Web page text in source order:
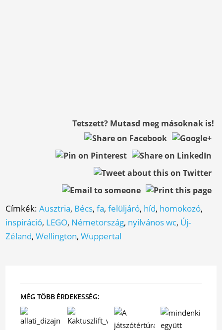
Tetszett? Mutasd meg másoknak is!
Címkék:Ausztria, Bécs,fa,felüljáró, híd, homokozó,
inspiráció, LEGO, Németország, nyilvános wc, Új-
Zéland,Wellington,Wuppertal
MÉG TÖBB ÉRDEKESSÉG: